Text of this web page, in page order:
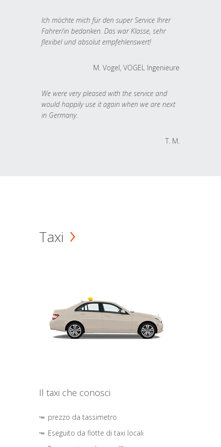
Ich möchte mich für den super Service Ihrer
Fahrer/in bedanken. Das war Klasse, sehr
flexibel und absolut empfehlenswert!
M. Vogel, VOGEL Ingenieure
We were very pleased with the service and
would happily use it again when we are next
in Germany.
T. M.
Taxi
Il taxi che conosci
prezzo da tassimetro
Eseguito da flotte di taxi locali